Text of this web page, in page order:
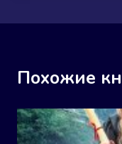
Похожие